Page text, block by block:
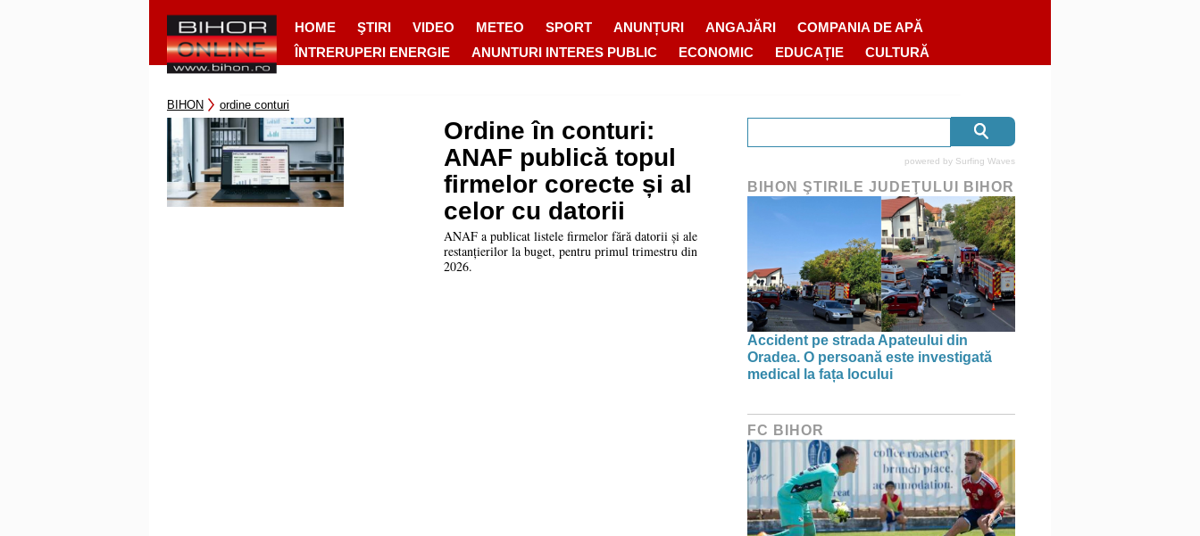
HOME ŞTIRI VIDEO METEO SPORT ANUNȚURI ANGAJĂRI
COMPANIA DE APĂ
ÎNTRERUPERI ENERGIE
ANUNTURI INTERES PUBLIC ECONOMIC EDUCAȚIE CULTURĂ
BIHON ordine conturi
Ordine în conturi:
ANAF publică topul
firmelor corecte și al
celor cu datorii
ANAF a publicat listele firmelor fără datorii și ale
restanțierilor la buget, pentru primul trimestru din
2026.
powered by Surfing Waves
BIHON ŞTIRILE JUDEŢULUI BIHOR
Accident pe strada Apateului din
Oradea. O persoană este investigată
medical la fața locului
FC BIHOR